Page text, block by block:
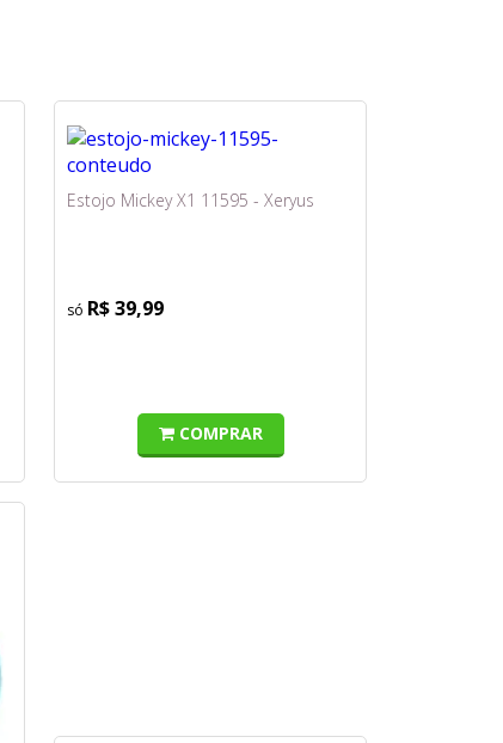
Estojo Mickey X1 11595 - Xeryus
R$ 39,99
COMPRAR